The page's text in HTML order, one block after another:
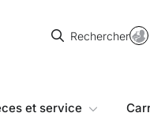
Rechercher
Rechercher
et service